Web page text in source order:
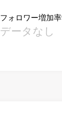
フォロワー増加率
データなし